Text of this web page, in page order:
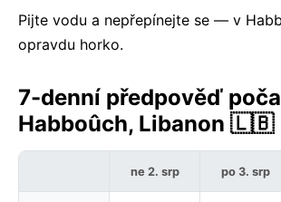
Pijte vodu a nepřepínejte se — v
opravdu horko.
7-denní předpověď
Habboûch, Libanon 🇱🇧
ne 2. srp po 3. srp